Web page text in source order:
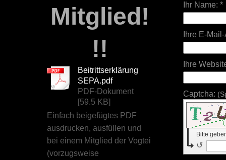
Ihr Name: *
Ihre E-
Ihre
Captcha:
Bitte
↺
Mitglied!
!!
Beitrittserklärung
SEPA.pdf
PDF-Dokument
[59.5 KB]
Einfach beigefügtes PDF
ausdrucken, ausfüllen und
bei einem Mitglied der Vogtei
(vorzugsweise